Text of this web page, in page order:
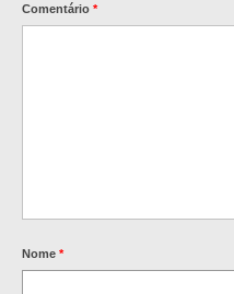
Comentário *
Nome *